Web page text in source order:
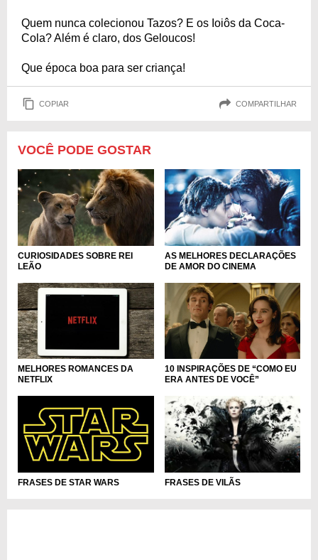
Quem nunca colecionou Tazos? E os Ioiôs da Coca-
Cola? Além é claro, dos Geloucos!
Que época boa para ser criança!
COPIAR COMPARTILHAR
VOCÊ PODE GOSTAR
CURIOSIDADES SOBRE REI
LEÃO
AS MELHORES DECLARAÇÕES
DE AMOR DO CINEMA
MELHORES ROMANCES DA
NETFLIX
10 INSPIRAÇÕES DE “COMO EU
ERA ANTES DE VOCÊ”
FRASES DE STAR WARS FRASES DE VILÃS